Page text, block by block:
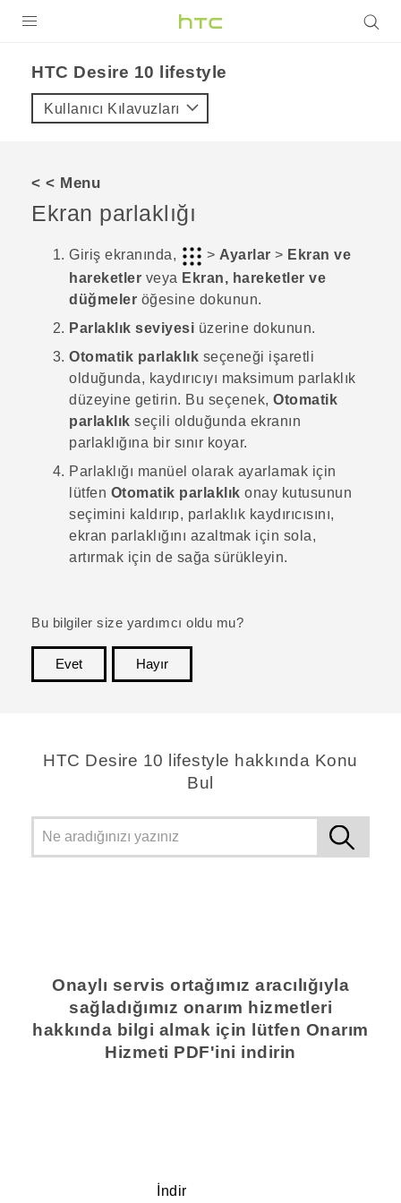
VIVE
VIVERSE
DESTEK
HTC Desire 10 lifestyle‎
Kullanıcı Kılavuzları
< < Menu
Ekran parlaklığı
Giriş ekranında, > Ayarlar > Ekran ve
hareketler veya Ekran, hareketler ve
düğmeler öğesine dokunun.
Parlaklık seviyesi üzerine dokunun.
Otomatik parlaklık seçeneği işaretli
olduğunda, kaydırıcıyı maksimum parlaklık
düzeyine getirin. Bu seçenek, Otomatik
parlaklık seçili olduğunda ekranın
parlaklığına bir sınır koyar.
Parlaklığı manüel olarak ayarlamak için
lütfen Otomatik parlaklık onay kutusunun
seçimini kaldırıp, parlaklık kaydırıcısını,
ekran parlaklığını azaltmak için sola,
artırmak için de sağa sürükleyin.
Bu bilgiler size yardımcı oldu mu?
Evet
Hayır
HTC Desire 10 lifestyle hakkında Konu
Bul
Onaylı servis ortağımız aracılığıyla
sağladığımız onarım hizmetleri
hakkında bilgi almak için lütfen Onarım
Hizmeti PDF'ini indirin
İndir